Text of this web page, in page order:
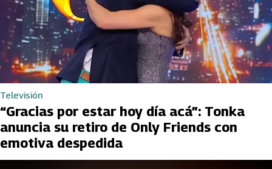
Televisión
“Gracias por estar hoy día acá”: Tonka
anuncia su retiro de Only Friends con
emotiva despedida